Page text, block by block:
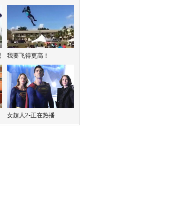
我要飞得更高！
女超人2-正在热播